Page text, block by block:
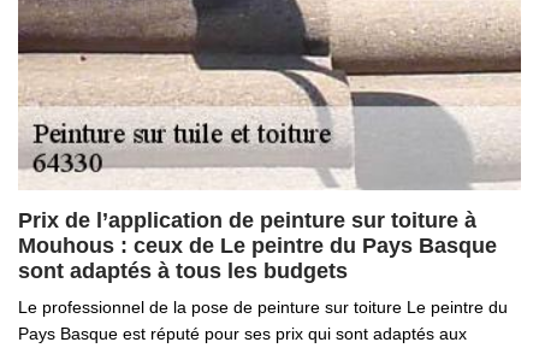
Prix de l’application de peinture sur toiture à
Mouhous : ceux de Le peintre du Pays Basque
sont adaptés à tous les budgets
Le professionnel de la pose de peinture sur toiture Le peintre du
Pays Basque est réputé pour ses prix qui sont adaptés aux